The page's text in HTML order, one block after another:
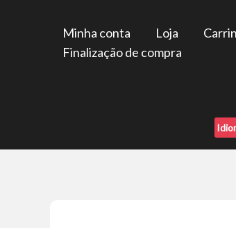
Minha conta Loja
Finalização de compra